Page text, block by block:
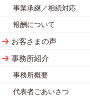
事業承継／相続対応
報酬について
お客さまの声
事務所紹介
事務所概要
代表者ごあいさつ